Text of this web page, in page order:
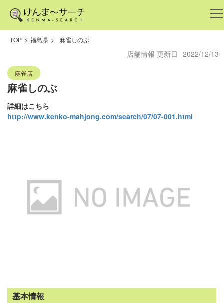
TOP > 福島県 > 麻雀しのぶ
店舗情報 更新日 2022/12/13
麻雀店
麻雀しのぶ
詳細はこちら
http://www.kenko-mahjong.com/search/07/07-001.html
基本情報